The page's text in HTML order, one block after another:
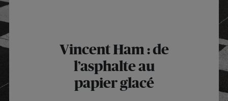
Vincent Ham : de
l’asphalte au
papier glacé